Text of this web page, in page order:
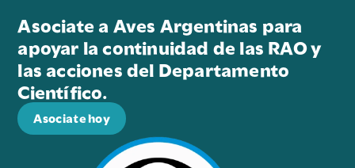
Asociate a Aves Argentinas para
apoyar la continuidad de las RAO y
las acciones del Departamento
Científico.
Asociate hoy